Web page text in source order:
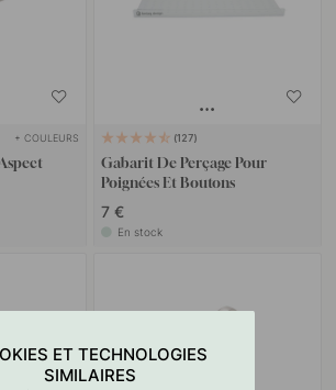
+ COULEURS 127
Gabarit De Perçage Pour
Poignées Et Boutons
7 €
En stock
ET TECHNOLOGIES
SIMILAIRES